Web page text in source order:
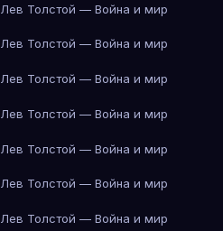
Лев Толстой — Война и мир
Лев Толстой — Война и мир
Лев Толстой — Война и мир
Лев Толстой — Война и мир
Лев Толстой — Война и мир
Лев Толстой — Война и мир
Лев Толстой — Война и мир